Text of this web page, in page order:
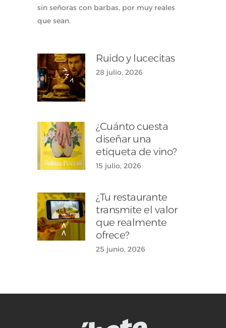
sin señoras con barbas, por muy reales
que sean.
Ruido y lucecitas
28 julio, 2026
¿Cuánto cuesta
diseñar una
etiqueta de vino?
15 julio, 2026
¿Tu restaurante
transmite el valor
que realmente
ofrece?
25 junio, 2026